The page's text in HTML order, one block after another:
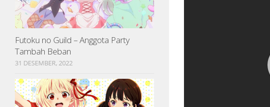
Futoku no Guild – Anggota Party
Tambah Beban
31 DESEMBER, 2022